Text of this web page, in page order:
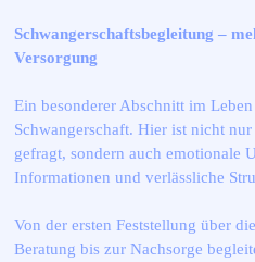
Schwangerschaftsbegleitung –
Versorgung
Ein besonderer Abschnitt im
Schwangerschaft. Hier ist nicht
gefragt, sondern auch emotionale
Informationen und verlässliche
Von der ersten Feststellung über
Beratung bis zur Nachsorge